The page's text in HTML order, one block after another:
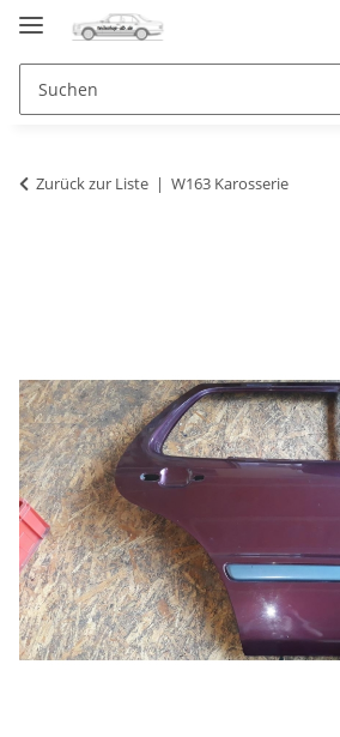
Zurück zur Liste W163 Karosserie